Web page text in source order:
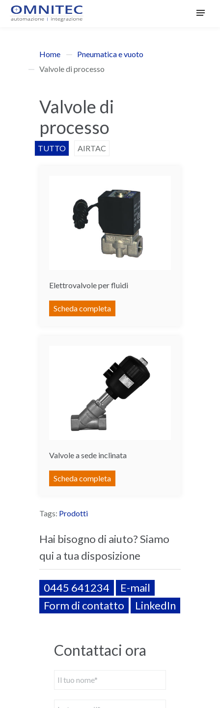
Home
Pneumatica e vuoto
Valvole di processo
Valvole di
processo
TUTTO AIRTAC
Elettrovalvole per fluidi
Scheda completa
Valvole a sede inclinata
Scheda completa
Tags: Prodotti
Hai bisogno di aiuto? Siamo
qui a tua disposizione
0445 641234
E-mail
Form di contatto
LinkedIn
Contattaci ora